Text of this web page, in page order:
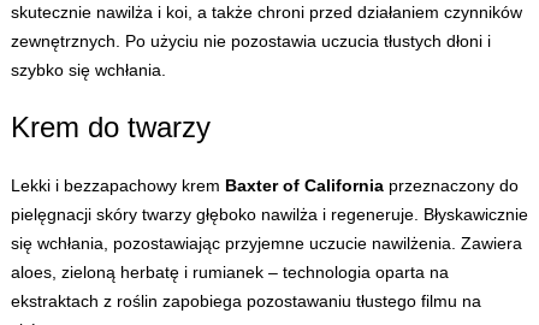
skutecznie nawilża i koi, a także chroni przed działaniem czynników
zewnętrznych. Po użyciu nie pozostawia uczucia tłustych dłoni i
szybko się wchłania.
Krem do twarzy
Lekki i bezzapachowy krem Baxter of Californiaprzeznaczony do
pielęgnacji skóry twarzy głęboko nawilża i regeneruje. Błyskawicznie
się wchłania, pozostawiając przyjemne uczucie nawilżenia. Zawiera
aloes, zieloną herbatę i rumianek – technologia oparta na
ekstraktach z roślin zapobiega pozostawaniu tłustego filmu na